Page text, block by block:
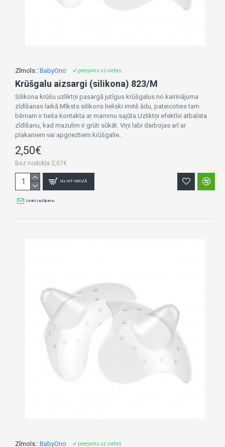
Zīmols:: BabyOno ✔ pieejams uz vietas
Krūšgalu aizsargi (silikona) 823/M
Silikona krūšu uzliktņi pasargā jutīgus krūšgalus no kairinājuma
zīdīšanas laikā.Mīksts silikons lieliski imitē ādu, pateicoties tam
bērnam ir tieša kontakta ar mammu sajūta.Uzliktņi efektīvi atbalsta
zīdīšanu, kad mazulim ir grūti sūkāt. Viņi labi darbojas arī ar
plakaniem vai apgrieztiem krūšgalie..
2,50€
Bez nodokļa:2,07€
IELIKT GROZĀ
Uzdot jautājumu
Zīmols:: BabyOno ✔ pieejams uz vietas